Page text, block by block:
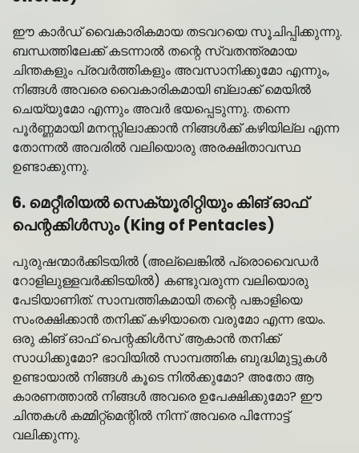
ഈ കാർഡ് വൈകാരികമായ തടവറയെ സൂചിപ്പിക്കുന്നു.
ബന്ധത്തിലേക്ക് കടന്നാൽ തന്റെ സ്വതന്ത്രമായ
ചിന്തകളും പ്രവർത്തികളും അവസാനിക്കുമോ എന്നും,
നിങ്ങൾ അവരെ വൈകാരികമായി ബ്ലാക്ക് മെയിൽ
ചെയ്യുമോ എന്നും അവർ ഭയപ്പെടുന്നു. തന്നെ
പൂർണ്ണമായി മനസ്സിലാക്കാൻ നിങ്ങൾക്ക് കഴിയില്ല എന്ന
തോന്നൽ അവരിൽ വലിയൊരു അരക്ഷിതാവസ്ഥ
ഉണ്ടാക്കുന്നു.
6. മെറ്റീരിയൽ സെക്യൂരിറ്റിയും കിങ് ഓഫ്
പെന്റക്കിൾസും (King of Pentacles)
പുരുഷന്മാർക്കിടയിൽ (അല്ലെങ്കിൽ പ്രൊവൈഡർ
റോളിലുള്ളവർക്കിടയിൽ) കണ്ടുവരുന്ന വലിയൊരു
പേടിയാണിത്. സാമ്പത്തികമായി തന്റെ പങ്കാളിയെ
സംരക്ഷിക്കാൻ തനിക്ക് കഴിയാതെ വരുമോ എന്ന ഭയം.
ഒരു കിങ് ഓഫ് പെന്റക്കിൾസ് ആകാൻ തനിക്ക്
സാധിക്കുമോ? ഭാവിയിൽ സാമ്പത്തിക ബുദ്ധിമുട്ടുകൾ
ഉണ്ടായാൽ നിങ്ങൾ കൂടെ നിൽക്കുമോ? അതോ ആ
കാരണത്താൽ നിങ്ങൾ അവരെ ഉപേക്ഷിക്കുമോ? ഈ
ചിന്തകൾ കമ്മിറ്റ്‌മെന്റിൽ നിന്ന് അവരെ പിന്നോട്ട്
വലിക്കുന്നു.